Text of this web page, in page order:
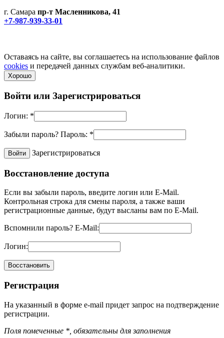
г. Самара пр-т Масленникова, 41
+7-987-939-33-01
Оставаясь на сайте, вы соглашаетесь на использование файлов
cookies и передачей данных службам веб-аналитики.
Хорошо
Войти или Зарегистрироваться
Логин: *
Забыли пароль? Пароль: *
Зарегистрироваться
Восстановление доступа
Если вы забыли пароль, введите логин или E-Mail.
Контрольная строка для смены пароля, а также ваши
регистрационные данные, будут высланы вам по E-Mail.
Вспомнили пароль? E-Mail:
Логин:
Регистрация
На указанный в форме e-mail придет запрос на подтверждение
регистрации.
Поля помеченные *, обязательны для заполнения